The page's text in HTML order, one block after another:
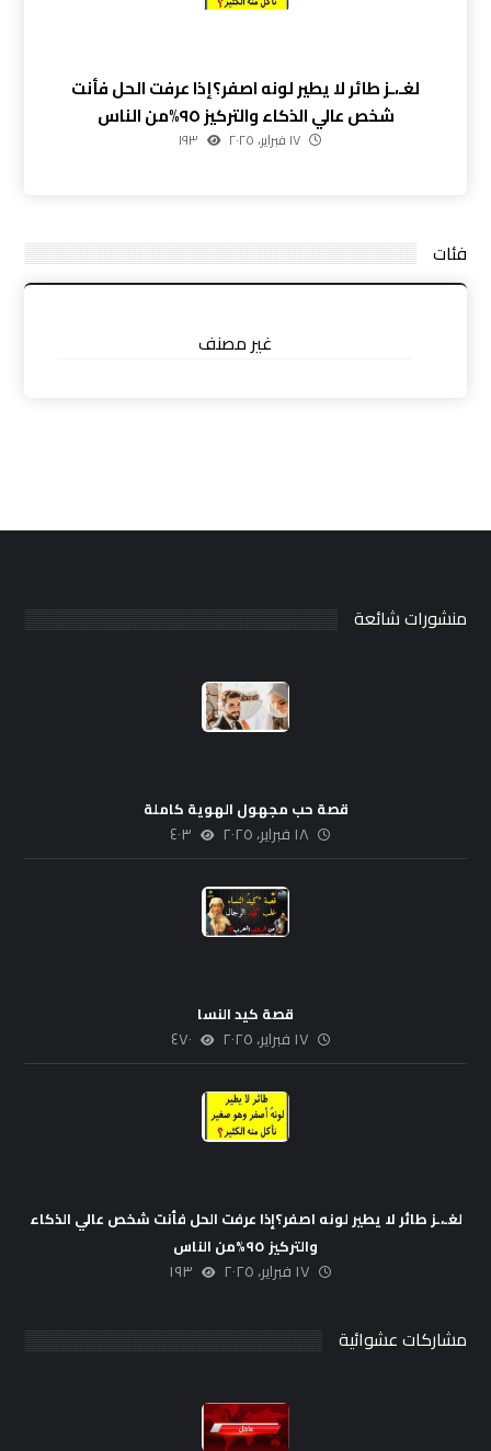
لغـ،ـز طائر لا يطير لونه اصفر؟إذا عرفت الحل فأنت
شخص عالي الذكاء والتركيز ٩٥%من الناس
١٧ فبراير، ٢٠٢٥ ١٩٣
فئات
غير مصنف
منشورات شائعة
قصة حب مجهول الهوية كاملة
١٨ فبراير، ٢٠٢٥ ٤٠٣
قصة كيد النسا
١٧ فبراير، ٢٠٢٥ ٤٧٠
لغـ،ـز طائر لا يطير لونه اصفر؟إذا عرفت الحل فأنت شخص عالي الذكاء
والتركيز ٩٥%من الناس
١٧ فبراير، ٢٠٢٥ ١٩٣
مشاركات عشوائية